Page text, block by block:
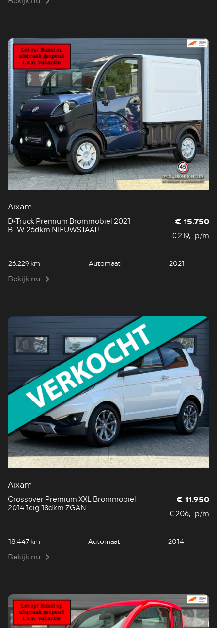
Aixam
D-Truck Premium Brommobiel 2021
BTW 26dkm NIEUWSTAAT!
€ 15.750
€ 219,- p/m
26.229 km Automaat 2021
Bekijk nu
Aixam
Crossover Premium XXL Brommobiel
2014 1eig 18dkm ZGAN
€ 11.950
€ 206,- p/m
18.447 km Automaat 2014
Bekijk nu